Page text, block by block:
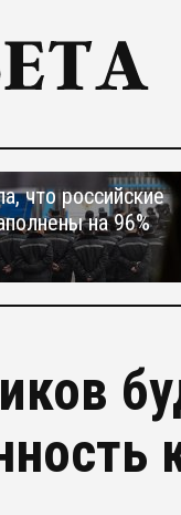
что российские
на 96%